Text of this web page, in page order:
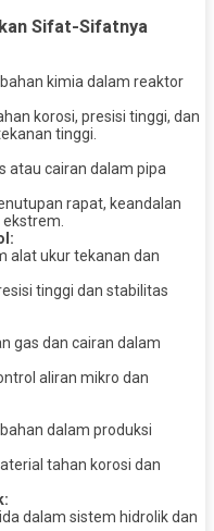
Sifat-Sifatnya
kimia dalam reaktor
korosi, presisi tinggi, dan
tinggi.
atau cairan dalam pipa
rapat, keandalan
alat ukur tekanan dan
tinggi dan stabilitas
gas dan cairan dalam
aliran mikro dan
dalam produksi
tahan korosi dan
dalam sistem hidrolik dan